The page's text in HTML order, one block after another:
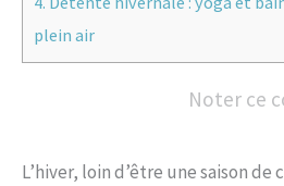
plein air
Noter ce
L’hiver, loin d’être une saison